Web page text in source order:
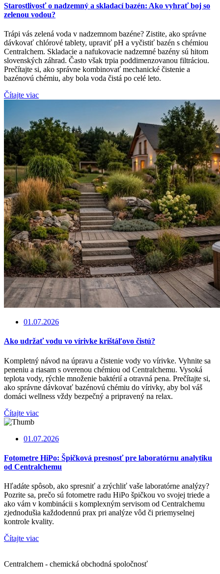
Starostlivosť o nadzemný a skladací bazén: Ako vyhrať boj so
zelenou vodou?
Trápi vás zelená voda v nadzemnom bazéne? Zistite, ako správne
dávkovať chlórové tablety, upraviť pH a vyčistiť bazén s chémiou
Centralchem. Skladacie a nafukovacie nadzemné bazény sú hitom
slovenských záhrad. Často však trpia poddimenzovanou filtráciou.
Prečítajte si, ako správne kombinovať mechanické čistenie a
bazénovú chémiu, aby bola voda čistá po celé leto.
Čítajte viac
01.07.2026
Ako udržať vodu vo vírivke krištáľovo čistú?
Kompletný návod na úpravu a čistenie vody vo vírivke. Vyhnite sa
peneniu a riasam s overenou chémiou od Centralchemu. Vysoká
teplota vody, rýchle množenie baktérií a otravná pena. Prečítajte si,
ako správne dávkovať bazénovú chémiu do vírivky, aby bol váš
domáci wellness vždy bezpečný a pripravený na relax.
Čítajte viac
01.07.2026
Fotometre HiPo: Špičková presnosť pre laboratórnu analytiku
od Centralchemu
Hľadáte spôsob, ako spresniť a zrýchliť vaše laboratórne analýzy?
Pozrite sa, prečo sú fotometre radu HiPo špičkou vo svojej triede a
ako vám v kombinácii s komplexným servisom od Centralchemu
zjednodušia každodennú prax pri analýze vôd či priemyselnej
kontrole kvality.
Čítajte viac
Centralchem - chemická obchodná spoločnosť